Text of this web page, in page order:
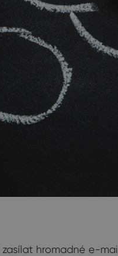
hromadné e-